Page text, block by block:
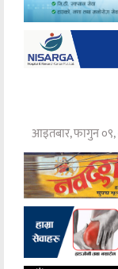
आइतबार, फागुन ०९,